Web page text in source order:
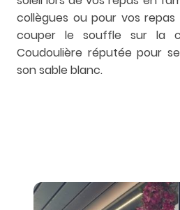
collègues ou pour vos repas
couper le souffle sur la
Coudoulière réputée pour
son sable blanc.